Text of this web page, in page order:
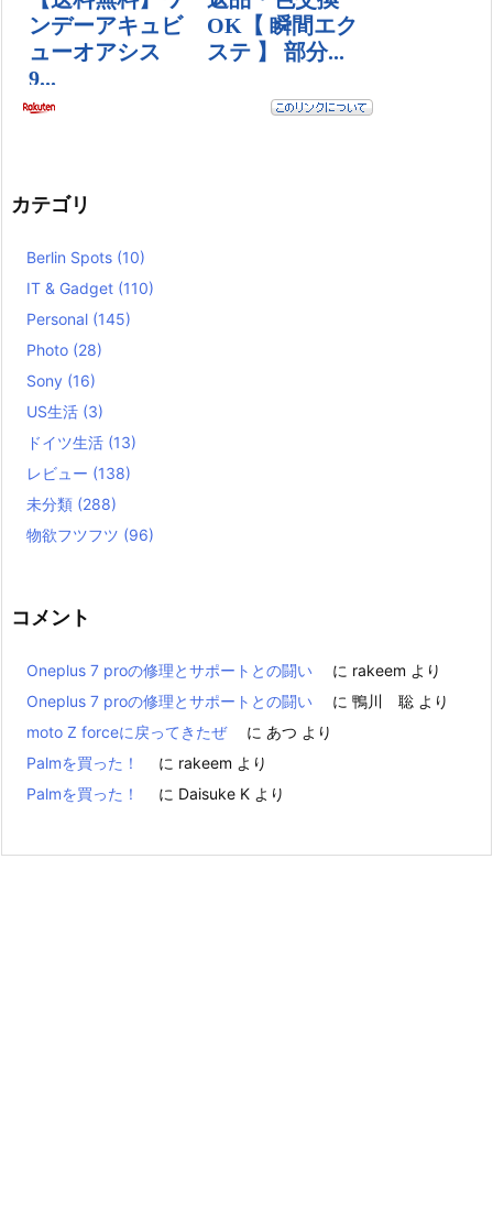
カテゴリ
Berlin Spots (10)
IT & Gadget (110)
Personal (145)
Photo (28)
Sony (16)
US生活 (3)
ドイツ生活 (13)
レビュー (138)
未分類 (288)
物欲フツフツ (96)
コメント
Oneplus 7 proの修理とサポートとの闘い に rakeem より
Oneplus 7 proの修理とサポートとの闘い
に 鴨川 聡 より
moto Z forceに戻ってきたぜ
に あつ より
Palmを買った！
に rakeem より
Palmを買った！
に Daisuke K より